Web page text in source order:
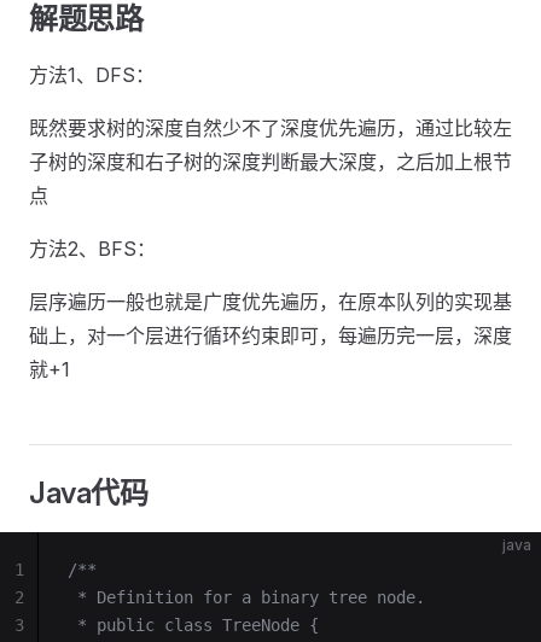
解题思路
方法1、DFS：
既然要求树的深度自然少不了深度优先遍历，通过比较左
子树的深度和右子树的深度判断最大深度，之后加上根节
点
方法2、BFS：
层序遍历一般也就是广度优先遍历，在原本队列的实现基
础上，对一个层进行循环约束即可，每遍历完一层，深度
就+1
Java代码
java
/**
* Definition for a binary tree node.
* public class TreeNode {
1
2
3